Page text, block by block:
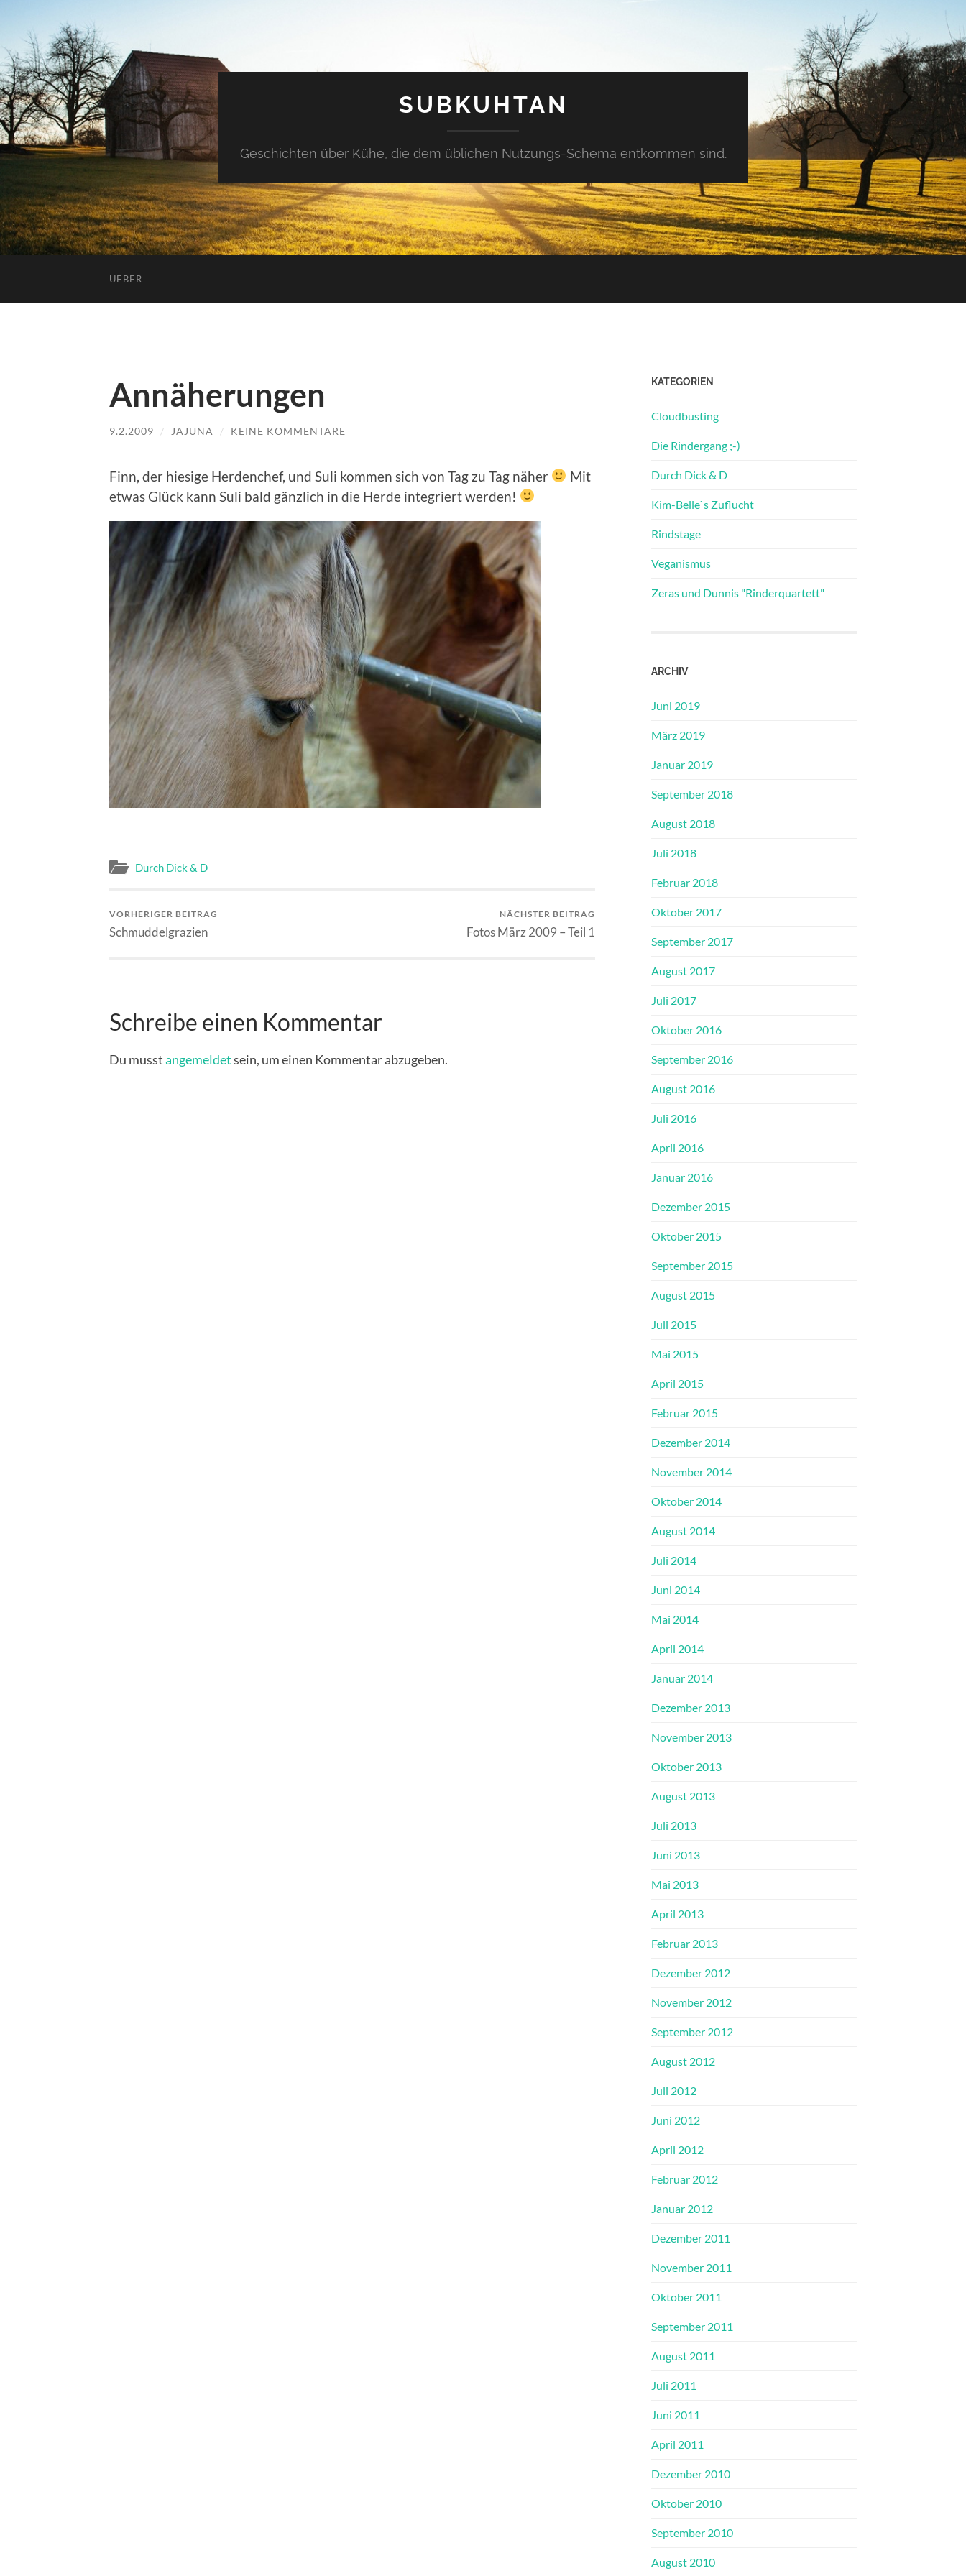
SUBKUHTAN
Geschichten über Kühe, die dem üblichen Nutzungs-Schema entkommen sind.
UEBER
Annäherungen
9.2.2009 / JAJUNA / KEINE KOMMENTARE
Finn, der hiesige Herdenchef, und Suli kommen sich von Tag zu Tag näher
Mit
etwas Glück kann Suli bald gänzlich in die Herde integriert werden!
Durch Dick & D
VORHERIGER BEITRAG
Schmuddelgrazien
NÄCHSTER BEITRAG
Fotos März 2009 – Teil 1
Schreibe einen Kommentar
Du musstangemeldetsein, um einen Kommentar abzugeben.
KATEGORIEN
Cloudbusting
Die Rindergang ;-)
Durch Dick & D
Kim-Belle`s Zuflucht
Rindstage
Veganismus
Zeras und Dunnis "Rinderquartett"
ARCHIV
Juni 2019
März 2019
Januar 2019
September 2018
August 2018
Juli 2018
Februar 2018
Oktober 2017
September 2017
August 2017
Juli 2017
Oktober 2016
September 2016
August 2016
Juli 2016
April 2016
Januar 2016
Dezember 2015
Oktober 2015
September 2015
August 2015
Juli 2015
Mai 2015
April 2015
Februar 2015
Dezember 2014
November 2014
Oktober 2014
August 2014
Juli 2014
Juni 2014
Mai 2014
April 2014
Januar 2014
Dezember 2013
November 2013
Oktober 2013
August 2013
Juli 2013
Juni 2013
Mai 2013
April 2013
Februar 2013
Dezember 2012
November 2012
September 2012
August 2012
Juli 2012
Juni 2012
April 2012
Februar 2012
Januar 2012
Dezember 2011
November 2011
Oktober 2011
September 2011
August 2011
Juli 2011
Juni 2011
April 2011
Dezember 2010
Oktober 2010
September 2010
August 2010